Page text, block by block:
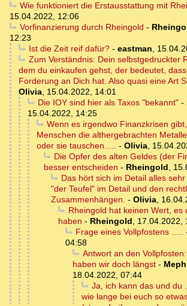
Wie funktioniert die Erstausstattung mit
15.04.2022, 12:06
Vorfinanzierung durch Rheingold -
12:23
Ist die Zeit reif dafür?- eastman,
Zum Verständnis: Dein selbstgedruckter
dem du einkaufen gehst, der bedeutet,
Forderung an Dich hat. Also quasi eine Art
Olivia, 15.04.2022, 14:01
Die IOY sind hier als Taxos "bekannt"-
15.04.2022, 14:25
Wenn es irgendwo Finanzkrisen
Menschen die althergebrachten
oder sie tauschen..... - Olivia,
Die Opfer des alten Geldes (der
besser entscheiden - Rheingold,
Das hört sich im Detail alles
"der Teufel" im Detail und den
Zusammenhängen. - Olivia,
Rheingold hat keinen Wert, es
haben - Rheingold, 17.04.2022,
Frage eines Vollpfostens .....
04:58
Antwort an den
haben wir doch längst -
18.04.2022, 07:44
Ja, ich kann das und du
wie lange bei euch so